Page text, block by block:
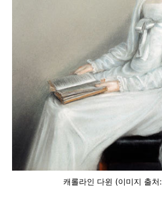
캐롤라인 다윈 (이미지 출처: